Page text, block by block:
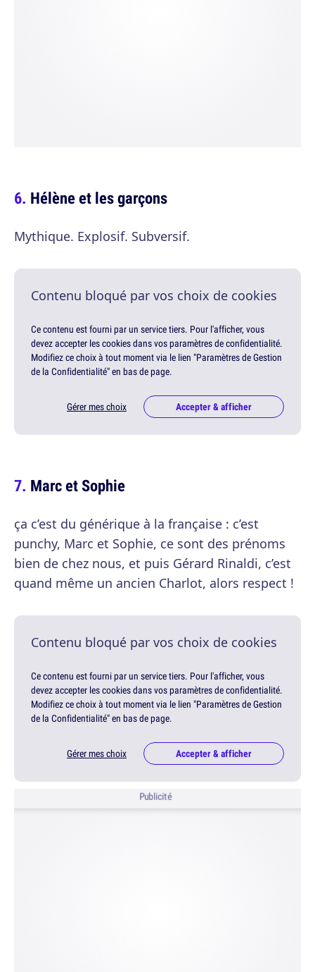
Hélène et les garçons
Mythique. Explosif. Subversif.
Contenu bloqué par vos choix de cookies
Ce contenu est fourni par un service tiers. Pour l'afficher, vous
devez accepter les cookies dans vos paramètres de confidentialité.
Modifiez ce choix à tout moment via le lien "Paramètres de Gestion
de la Confidentialité" en bas de page.
Gérer mes choix Accepter & afficher
Marc et Sophie
ça c’est du générique à la française : c’est
punchy, Marc et Sophie, ce sont des prénoms
bien de chez nous, et puis Gérard Rinaldi, c’est
quand même un ancien Charlot, alors respect !
Contenu bloqué par vos choix de cookies
Ce contenu est fourni par un service tiers. Pour l'afficher, vous
devez accepter les cookies dans vos paramètres de confidentialité.
Modifiez ce choix à tout moment via le lien "Paramètres de Gestion
de la Confidentialité" en bas de page.
Gérer mes choix Accepter & afficher
Publicité